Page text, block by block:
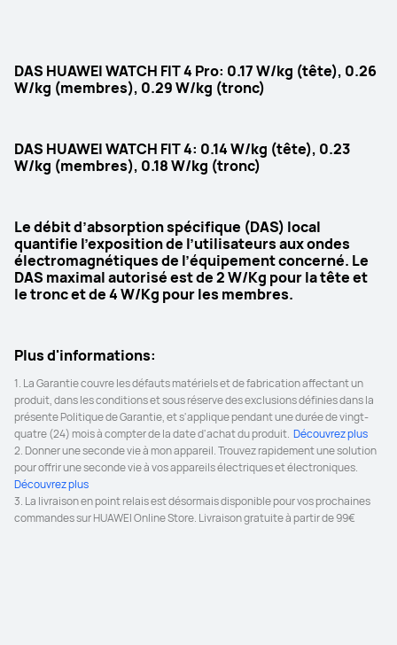
5 ATM-50m
Plongée en apnée jusqu'à 40 mètre
GNSS double bande à cinq
systèmes
Jusqu'à 10 jours
Analyse ECG
O
fréquence cardiaque)
Health Insights
O
Système HUAWEI TruSense
(suivi rapide, précis et
complet)
5 ATM-50m
GNSS double bande à cinq
Jusqu'à 10 jours
Analyse ECG
Health Insights
O
(suivi rapide, précis et
complet)
DAS HUAWEI WATCH FIT 4 Pro: 0.17 W/kg (tête), 0.26
W/kg (membres), 0.29 W/kg (tronc)
DAS HUAWEI WATCH FIT 4: 0.14 W/kg (tête), 0.23
W/kg (membres), 0.18 W/kg (tronc)
Le débit d’absorption spécifique (DAS) local
quantifie l’exposition de l’utilisateurs aux ondes
électromagnétiques de l’équipement concerné. Le
DAS maximal autorisé est de 2 W/Kg pour la tête et
le tronc et de 4 W/Kg pour les membres.
Plus d'informations:
1. La Garantie couvre les défauts matériels et de fabrication affectant un
produit, dans les conditions et sous réserve des exclusions définies dans la
présente Politique de Garantie, et s'applique pendant une durée de vingt-
quatre (24) mois à compter de la date d'achat du produit. Découvrez plus
2. Donner une seconde vie à mon appareil. Trouvez rapidement une solution
Découvrez plus
3. La livraison en point relais est désormais disponible pour vos prochaines
commandes sur HUAWEI Online Store. Livraison gratuite à partir de 99€